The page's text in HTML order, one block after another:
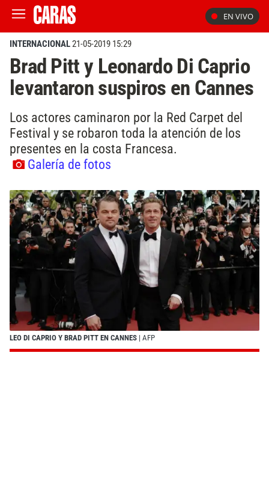
EN VIVO
INTERNACIONAL21-05-2019 15:29
Brad Pitt y Leonardo Di Caprio
levantaron suspiros en Cannes
Los actores caminaron por la Red Carpet del
Festival y se robaron toda la atención de los
presentes en la costa Francesa.
Galería de fotos
LEO DI CAPRIO Y BRAD PITT EN CANNES | AFP